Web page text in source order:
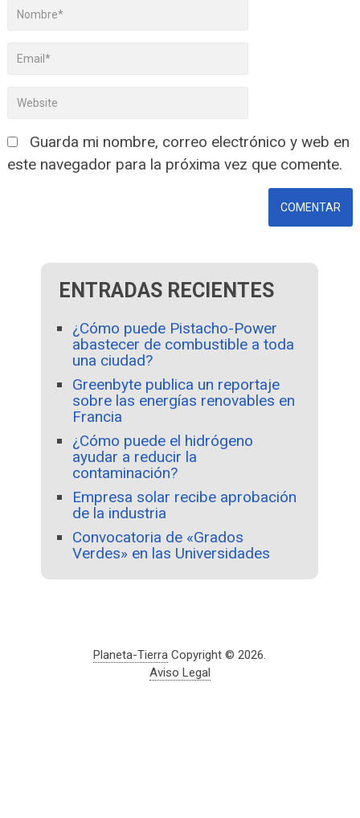
Guarda mi nombre, correo electrónico y web en
este navegador para la próxima vez que comente.
ENTRADAS RECIENTES
¿Cómo puede Pistacho-Power
abastecer de combustible a toda
una ciudad?
Greenbyte publica un reportaje
sobre las energías renovables en
Francia
¿Cómo puede el hidrógeno
ayudar a reducir la
contaminación?
Empresa solar recibe aprobación
de la industria
Convocatoria de «Grados
Verdes» en las Universidades
Planeta-Tierra Copyright © 2026.
Aviso Legal